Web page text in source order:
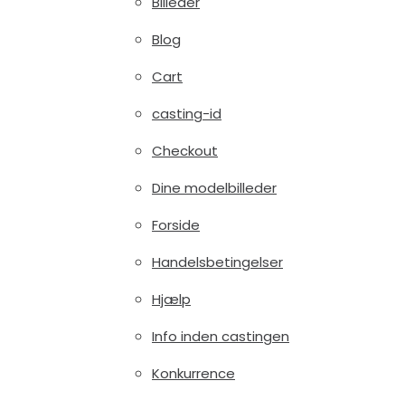
Blog
Cart
casting-id
Checkout
Dine modelbilleder
Forside
Handelsbetingelser
Hjælp
Info inden castingen
Konkurrence